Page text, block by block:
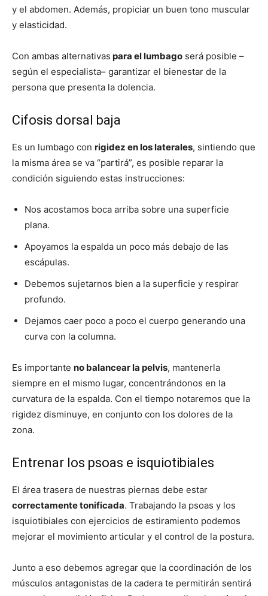
y el abdomen. Además, propiciar un buen tono muscular
y elasticidad.
Con ambas alternativas para el lumbago será posible –
según el especialista– garantizar el bienestar de la
persona que presenta la dolencia.
Cifosis dorsal baja
Es un lumbago con rigidez en los laterales, sintiendo que
la misma área se va “partirá”, es posible reparar la
condición siguiendo estas instrucciones:
Nos acostamos boca arriba sobre una superficie
plana.
Apoyamos la espalda un poco más debajo de las
escápulas.
Debemos sujetarnos bien a la superficie y respirar
profundo.
Dejamos caer poco a poco el cuerpo generando una
curva con la columna.
Es importante no balancear la pelvis, mantenerla
siempre en el mismo lugar, concentrándonos en la
curvatura de la espalda. Con el tiempo notaremos que la
rigidez disminuye, en conjunto con los dolores de la
zona.
Entrenar los psoas e isquiotibiales
El área trasera de nuestras piernas debe estar
correctamente tonificada. Trabajando la psoas y los
isquiotibiales con ejercicios de estiramiento podemos
mejorar el movimiento articular y el control de la postura.
Junto a eso debemos agregar que la coordinación de los
músculos antagonistas de la cadera te permitirán sentirá